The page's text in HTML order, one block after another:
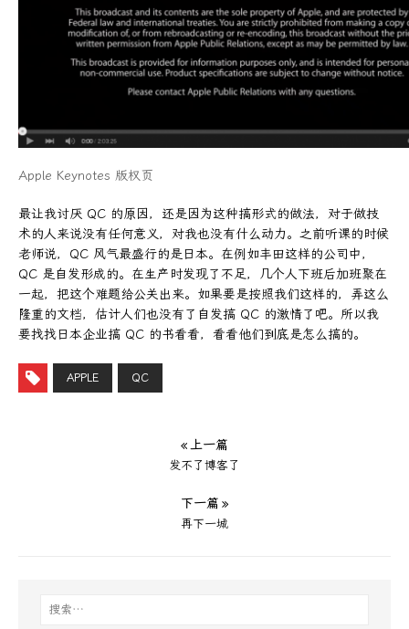
Apple Keynotes 版权页
最让我讨厌 QC 的原因，还是因为这种搞形式的做法，对于做技
术的人来说没有任何意义，对我也没有什么动力。之前听课的时候
老师说，QC 风气最盛行的是日本。在例如丰田这样的公司中，
QC 是自发形成的。在生产时发现了不足，几个人下班后加班聚在
一起，把这个难题给公关出来。如果要是按照我们这样的，弄这么
隆重的文档，估计人们也没有了自发搞 QC 的激情了吧。所以我
要找找日本企业搞 QC 的书看看，看看他们到底是怎么搞的。
APPLE QC
« 上一篇
发不了博客了
下一篇 »
再下一城